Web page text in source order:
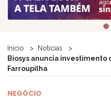
Início
Notícias
Biosys anuncia investimento
Farroupilha
NEGÓCIO